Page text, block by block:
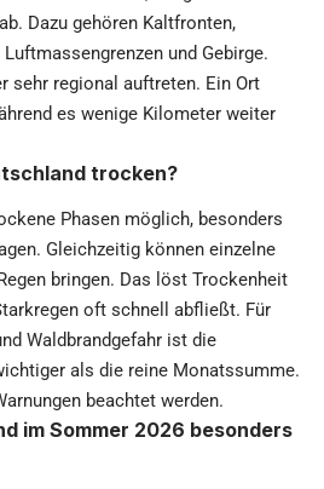
Dazu gehören Kaltfronten,
und Gebirge.
sehr regional auftreten. Ein Ort
es wenige Kilometer weiter
trocken?
Phasen möglich, besonders
Gleichzeitig können einzelne
bringen. Das löst Trockenheit
oft schnell abfließt. Für
Waldbrandgefahr ist die
als die reine Monatssumme.
beachtet werden.
im Sommer 2026 besonders